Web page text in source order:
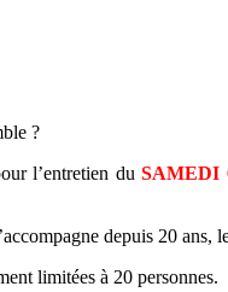
?
l’entretien duSAMEDI
depuis 20 ans,
limitées à 20 personnes.